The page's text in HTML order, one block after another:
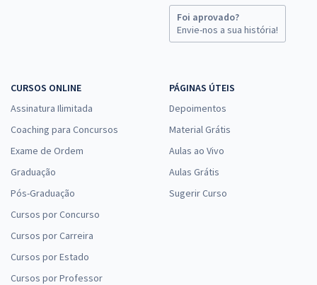
Foi aprovado?
Envie-nos a sua história!
CURSOS ONLINE
Assinatura Ilimitada
Coaching para Concursos
Exame de Ordem
Graduação
Pós-Graduação
Cursos por Concurso
Cursos por Carreira
Cursos por Estado
Cursos por Professor
PÁGINAS ÚTEIS
Depoimentos
Material Grátis
Aulas ao Vivo
Aulas Grátis
Sugerir Curso